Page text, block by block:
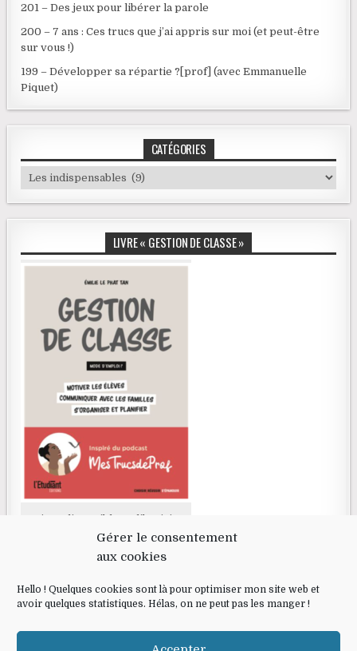
Gérer le consentement
aux cookies
Hello ! Quelques cookies sont là pour optimiser mon site web et
avoir quelques statistiques. Hélas, on ne peut pas les manger !
201 – Des jeux pour libérer la parole
200 – 7 ans : Ces trucs que j’ai appris sur moi (et peut-être
sur vous !)
199 – Développer sa répartie ?[prof] (avec Emmanuelle
Piquet)
CATÉGORIES
Catégories
LIVRE « GESTION DE CLASSE »
Livre disponible en librairie
RECHERCHE